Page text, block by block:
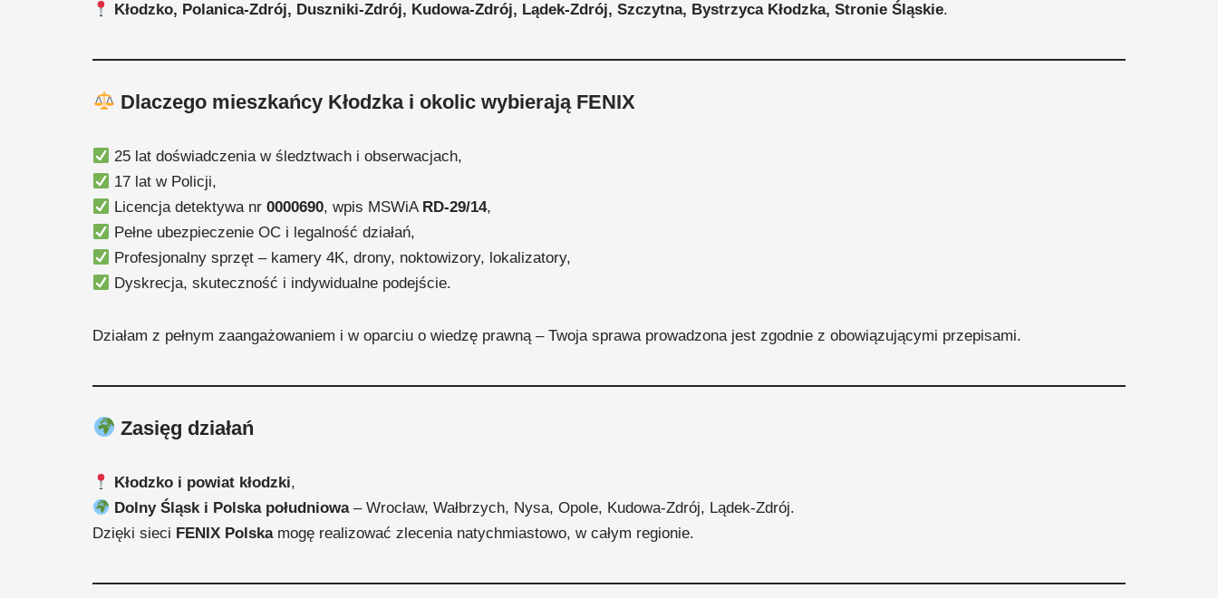
Kłodzko, Polanica-Zdrój, Duszniki-Zdrój, Kudowa-Zdrój, Lądek-Zdrój, Szczytna, Bystrzyca Kłodzka, Stronie Śląskie.
Dlaczego mieszkańcy Kłodzka i okolic wybierają FENIX
25 lat doświadczenia w śledztwach i obserwacjach,
17 lat w Policji,
Licencja detektywa nr0000690, wpis MSWiA RD-29/14,
Pełne ubezpieczenie OC i legalność działań,
Profesjonalny sprzęt – kamery 4K, drony, noktowizory, lokalizatory,
Dyskrecja, skuteczność i indywidualne podejście.
Działam z pełnym zaangażowaniem i w oparciu o wiedzę prawną – Twoja sprawa prowadzona jest zgodnie z obowiązującymi przepisami.
Zasięg działań
Kłodzko i powiat kłodzki,
Dolny Śląsk i Polska południowa– Wrocław, Wałbrzych, Nysa, Opole, Kudowa-Zdrój, Lądek-Zdrój.
Dzięki sieci FENIX Polskamogę realizować zlecenia natychmiastowo, w całym regionie.